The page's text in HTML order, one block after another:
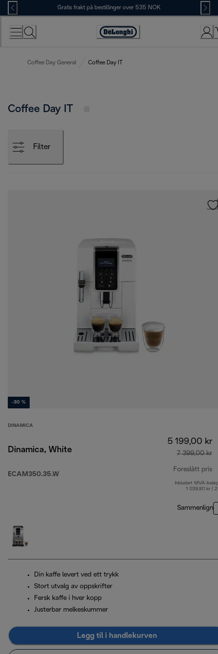
Skip
to
Content
Gratis frakt på bestillinger over 535 NOK
Accessibility
Coffee Day General Coffee Day IT
Coffee Day IT
Filter
-30 %
DINAMICA
Dinamica, White
ECAM350.35.W
5 199,00 kr
7 399,00 kr
Foreslått pris
Inkludert MVA-
1 039,80 kr (
Sammenlign
Din kaffe levert ved ett trykk
Stort utvalg av oppskrifter
Fersk kaffe i hver kopp
Justerbar melkeskummer
Legg til i handlekurven